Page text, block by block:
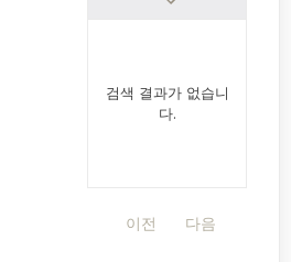
검색 결과가 없습니
다.
이전 다음